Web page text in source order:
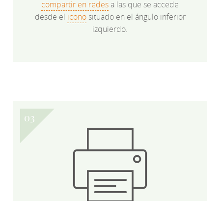
compartir en redesa las que se accede
desde el iconosituado en el ángulo inferior
izquierdo.